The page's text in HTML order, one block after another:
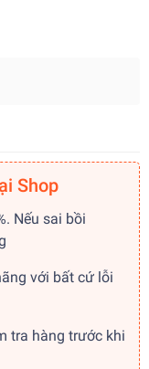
Shop
Nếu sai bồi
với bất cứ lỗi
tra hàng trước khi